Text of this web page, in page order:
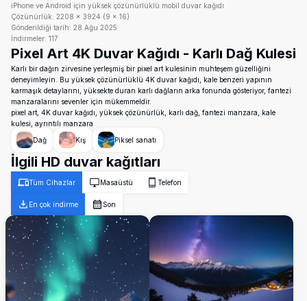
iPhone ve Android için yüksek çözünürlüklü mobil duvar kağıdı
Çözünürlük: 2208 × 3924 (9 × 16)
Gönderildiği tarih: 28 Ağu 2025
İndirmeler: 117
Pixel Art 4K Duvar Kağıdı - Karlı Dağ Kulesi
Karlı bir dağın zirvesine yerleşmiş bir pixel art kulesinin muhteşem güzelliğini
deneyimleyin. Bu yüksek çözünürlüklü 4K duvar kağıdı, kale benzeri yapının
karmaşık detaylarını, yüksekte duran karlı dağların arka fonunda gösteriyor, fantezi
manzaralarını sevenler için mükemmeldir.
pixel art, 4K duvar kağıdı, yüksek çözünürlük, karlı dağ, fantezi manzara, kale
kulesi, ayrıntılı manzara
Dağ
Kış Piksel sanatı
İlgili HD duvar kağıtları
Tüm Cihazlar Masaüstü Telefon
En çok indirme Son